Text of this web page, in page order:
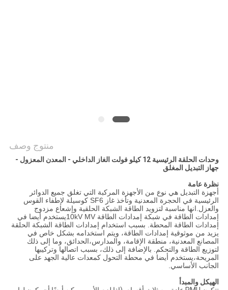
منتوج وصف
وحدات الحلقة الرئيسية 12 كيلو فولت الغاز الداخلي - المعدن المعزول -
جهاز التبديل المغلق
نظرة عامة
أجهزة التبديل هي نوع من الأجهزة المركبة التي تغلق جميع الدوائر
الرئيسية في الحجرة المعدنية وتأخذ غاز SF6 كوسيلة لإطفاء القوس
والعزل.انها مناسبة لتزويد الطاقة الشبكة الحلقية وإشعاع مزدوج
إمدادات الطاقة في شبكة إمدادات الطاقة 10kV MVيستخدم أيضا في
إمدادات الطاقة المحطة. بسبب استخدام إمدادات الطاقة الشبكة الحلقة
يزيد من موثوقية إمدادات الطاقة، ويتم استخدامه بشكل خاص في
المصانع المعدنية، منطقة الإقامة، والمدارس،الحدائق، وما إلى ذلك
لتوزيع الطاقة والتحكم. بالإضافة إلى ذلك، بسبب اتصالها وتركيبها
المريحة،يستخدم أيضا في محطة التحول كمعدات عالية الجهد على
الجانب الأساسي.
الهيكل والمبدأ